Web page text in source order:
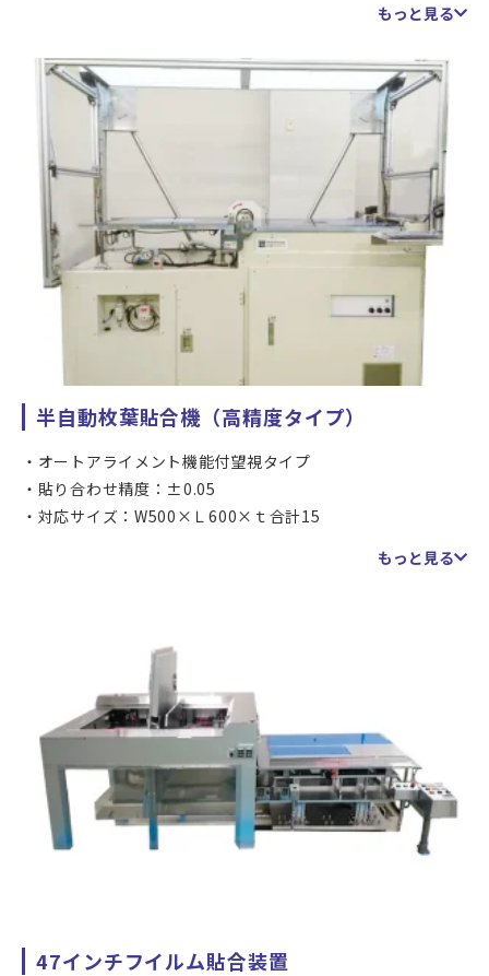
フィルム給材：カセット対応 Min 20 x 40 mm、Max 200 x
400 mm
ガラス給材：オートチェンジャー付きトレイ対応 Min 20 x
40 mm、Max 200 x 400 mm (これ以上のサイズは手動
での給材対応)
クリーニング：ガラス非接触クリーニング、フィルム接触
式クリーニング
フィルムセパレータ自動剥がし機能
加圧設定範囲：0.15～0.5 MPa
サイクルタイム：20秒～
処理数量の多い量産を目的とするフルオートタイプの大気圧
貼合機です。
ガラスは貼合前段階にカセット詰めにて洗浄を行い、そのま
ま貼合装置へ供給することで人の接触を減らすことができる
構により異物の除去を行い、静電気対策によって異物再付着
の防止を図っています。
アライメントには、専用に形成されたマークを用いるほか、
もっと見る
半自動枚葉貼合機（高精度タイプ）
オートアライメント機能付望視タイプ
貼り合わせ精度：±0.05
対応サイズ：W500×Ｌ600×ｔ合計15
タッチパネル・カバーガラス・保護フィルム 等々、各種
対象物により条件が異なりますので、都度ご相談ください
もっと見る
47インチフイルム貼合装置